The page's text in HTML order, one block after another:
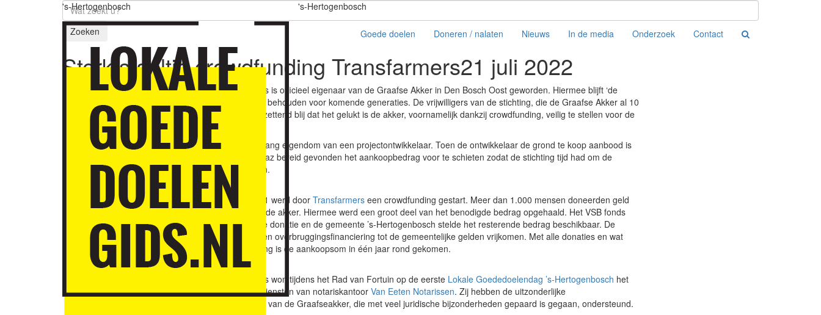
's-Hertogenbosch 's-Hertogenbosch
Goede doelen Doneren / nalaten Nieuws In de media Onderzoek Contact
Zoeken
Sterk staaltje crowdfunding Transfarmers21 juli 2022
Stichting Transfarmers is officieel eigenaar van de Graafse Akker in Den Bosch Oost geworden. Hiermee blijft ‘de
groene oase op Oost’ behouden voor komende generaties. De vrijwilligers van de stichting, die de Graafse Akker al 10
jaar beheren, zijn ontzettend blij dat het gelukt is de akker, voornamelijk dankzij crowdfunding, veilig te stellen voor de
toekomst.
Het gebied was jarenlang eigendom van een projectontwikkelaar. Toen de ontwikkelaar de grond te koop aanbood is
woningcorporatie Zayaz bereid gevonden het aankoopbedrag voor te schieten zodat de stichting tijd had om de
financiering te regelen.
Crowdfunding
In het najaar van 2021 werd door Transfarmers een crowdfunding gestart. Meer dan 1.000 mensen doneerden geld
voor de aankoop van de akker. Hiermee werd een groot deel van het benodigde bedrag opgehaald. Het VSB fonds
deed een aanvullende donatie en de gemeente ’s-Hertogenbosch stelde het resterende bedrag beschikbaar. De
KNHM zorgde voor een overbruggingsfinanciering tot de gemeentelijke gelden vrijkomen. Met alle donaties en wat
reserves uit de stichting is de aankoopsom in één jaar rond gekomen.
Lot uit de loterij
Stichting Transfarmers won tijdens het Rad van Fortuin op de eerste Lokale Goededoelendag ’s-Hertogenbosch het
lot voor de notariële diensten van notariskantoor Van Eeten Notarissen. Zij hebben de uitzonderlijke
eigendomsoverdracht van de Graafseakker, die met veel juridische bijzonderheden gepaard is gegaan, ondersteund.